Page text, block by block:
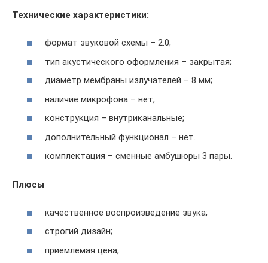
Технические характеристики:
формат звуковой схемы – 2.0;
тип акустического оформления – закрытая;
диаметр мембраны излучателей – 8 мм;
наличие микрофона – нет;
конструкция – внутриканальные;
дополнительный функционал – нет.
комплектация – сменные амбушюры 3 пары.
Плюсы
качественное воспроизведение звука;
строгий дизайн;
приемлемая цена;